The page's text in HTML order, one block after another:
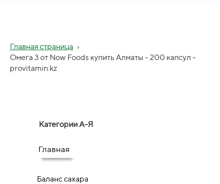
Главная страница ›
Омега 3 от Now Foods купить Алматы - 200 капсул -
provitamin.kz
Категории А-Я
Главная
Баланс сахара